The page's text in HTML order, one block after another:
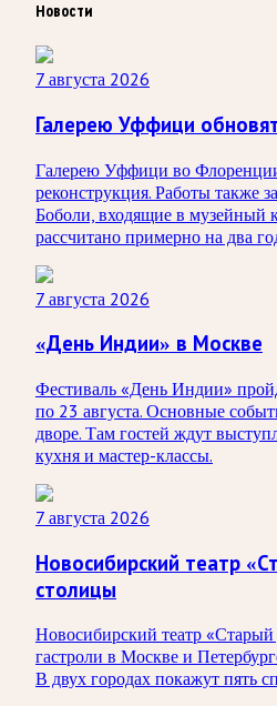
Новости
7 августа 2026
Галерею Уффици
Галерею Уффици во
реконструкция. Работы также
Боболи, входящие в музейный
рассчитано примерно на два
7 августа 2026
«День Индии» в Москве
Фестиваль «День Индии»
по 23 августа. Основные
дворе. Там гостей ждут
кухня и мастер-классы.
7 августа 2026
Новосибирский театр
столицы
Новосибирский театр
гастроли в Москве и
В двух городах покажут пять